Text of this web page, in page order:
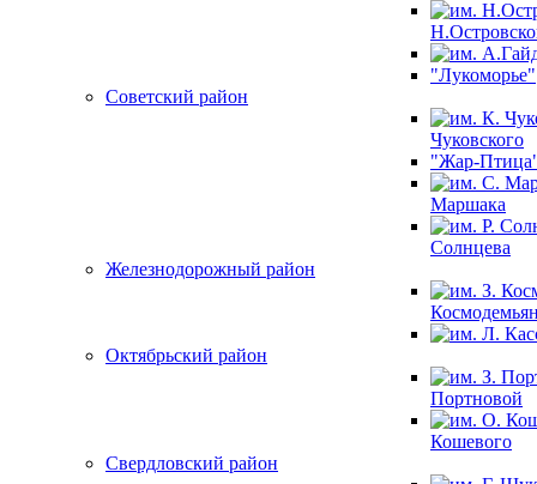
"Лукоморье"
Советский район
Чуковского
"Жар-
Маршака
Солнцева
Железнодорожный район
Октябрьский район
Портновой
Кошевого
Свердловский район